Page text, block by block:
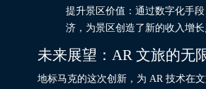
提升景区价值：通过数字化手
济，为景区创造了新的收入增长
未来展望：AR 文旅的无
地标马克的这次创新，为 AR 技术在